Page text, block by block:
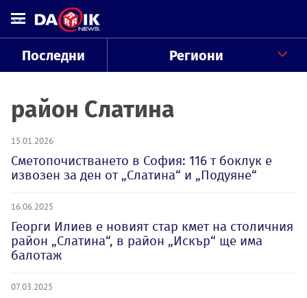
Последни Региони
район Слатина
15.01.2026
Сметопочистването в София: 116 т боклук е
извозен за ден от „Слатина“ и „Подуяне“
16.06.2025
Георги Илиев е новият стар кмет на столичния
район „Слатина“, в район „Искър“ ще има
балотаж
07.03.2025